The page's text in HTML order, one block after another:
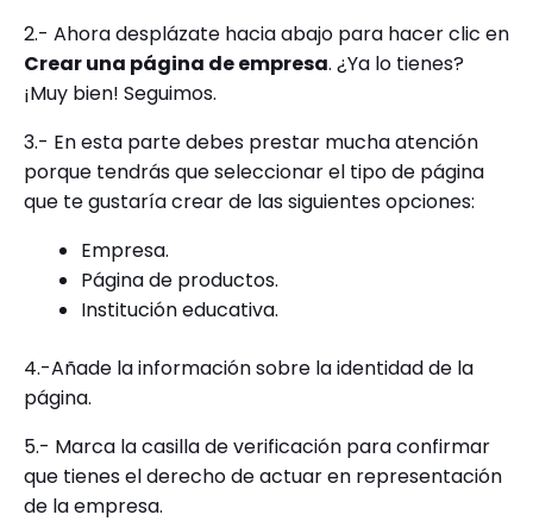
2.- Ahora desplázate hacia abajo para hacer clic en
Crear una página de empresa. ¿Ya lo tienes?
¡Muy bien! Seguimos.
3.- En esta parte debes prestar mucha atención
porque tendrás que seleccionar el tipo de página
que te gustaría crear de las siguientes opciones:
Empresa.
Página de productos.
Institución educativa.
4.-Añade la información sobre la identidad de la
página.
5.- Marca la casilla de verificación para confirmar
que tienes el derecho de actuar en representación
de la empresa.